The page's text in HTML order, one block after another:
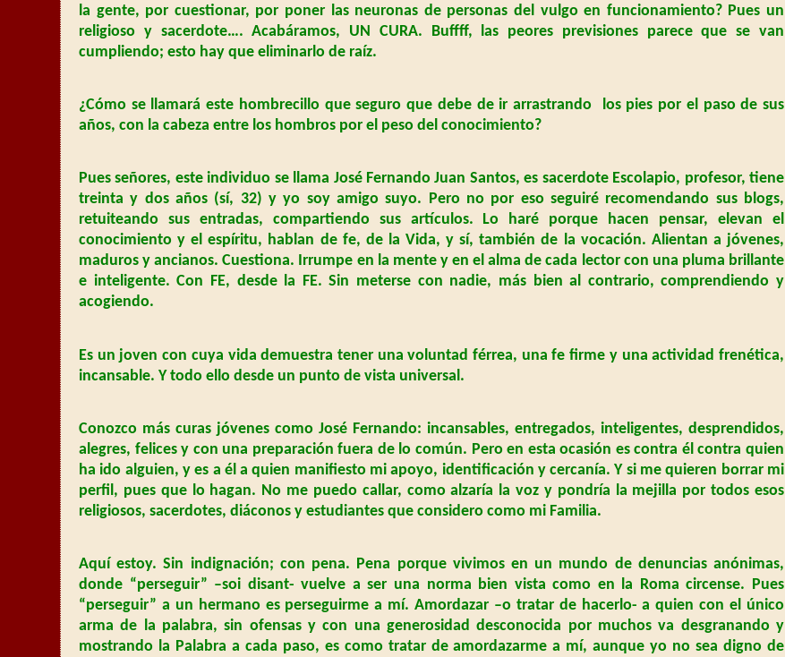
la gente, por cuestionar, por poner las neuronas de personas del vulgo en funcionamiento? Pues un
religioso y sacerdote…. Acabáramos, UN CURA. Buffff, las peores previsiones parece que se van
cumpliendo; esto hay que eliminarlo de raíz.
¿Cómo se llamará este hombrecillo que seguro que debe de ir arrastrando
los pies por el paso de sus
años, con la cabeza entre los hombros por el peso del conocimiento?
Pues señores, este individuo se llama José Fernando Juan Santos, es sacerdote Escolapio, profesor, tiene
treinta y dos años (sí, 32) y yo soy amigo suyo. Pero no por eso seguiré recomendando sus blogs,
retuiteando sus entradas, compartiendo sus artículos. Lo haré porque hacen pensar, elevan el
conocimiento y el espíritu, hablan de fe, de la Vida, y sí, también de la vocación. Alientan a jóvenes,
maduros y ancianos. Cuestiona. Irrumpe en la mente y en el alma de cada lector con una pluma brillante
e inteligente. Con FE, desde la FE. Sin meterse con nadie, más bien al contrario, comprendiendo y
acogiendo.
Es un joven con cuya vida demuestra tener una voluntad férrea, una fe firme y una actividad frenética,
incansable. Y todo ello desde un punto de vista universal.
Conozco más curas jóvenes como José Fernando: incansables, entregados, inteligentes, desprendidos,
alegres, felices y con una preparación fuera de lo común. Pero en esta ocasión es contra él contra quien
ha ido alguien, y es a él a quien manifiesto mi apoyo, identificación y cercanía. Y si me quieren borrar mi
perfil, pues que lo hagan. No me puedo callar, como alzaría la voz y pondría la mejilla por todos esos
religiosos, sacerdotes, diáconos y estudiantes que considero como mi Familia.
Aquí estoy. Sin indignación; con pena. Pena porque vivimos en un mundo de denuncias anónimas,
donde “perseguir” –soi disant- vuelve a ser una norma bien vista como en la Roma circense. Pues
“perseguir” a un hermano es perseguirme a mí. Amordazar –o tratar de hacerlo- a quien con el único
arma de la palabra, sin ofensas y con una generosidad desconocida por muchos va desgranando y
mostrando la Palabra a cada paso, es como tratar de amordazarme a mí, aunque yo no sea digno de